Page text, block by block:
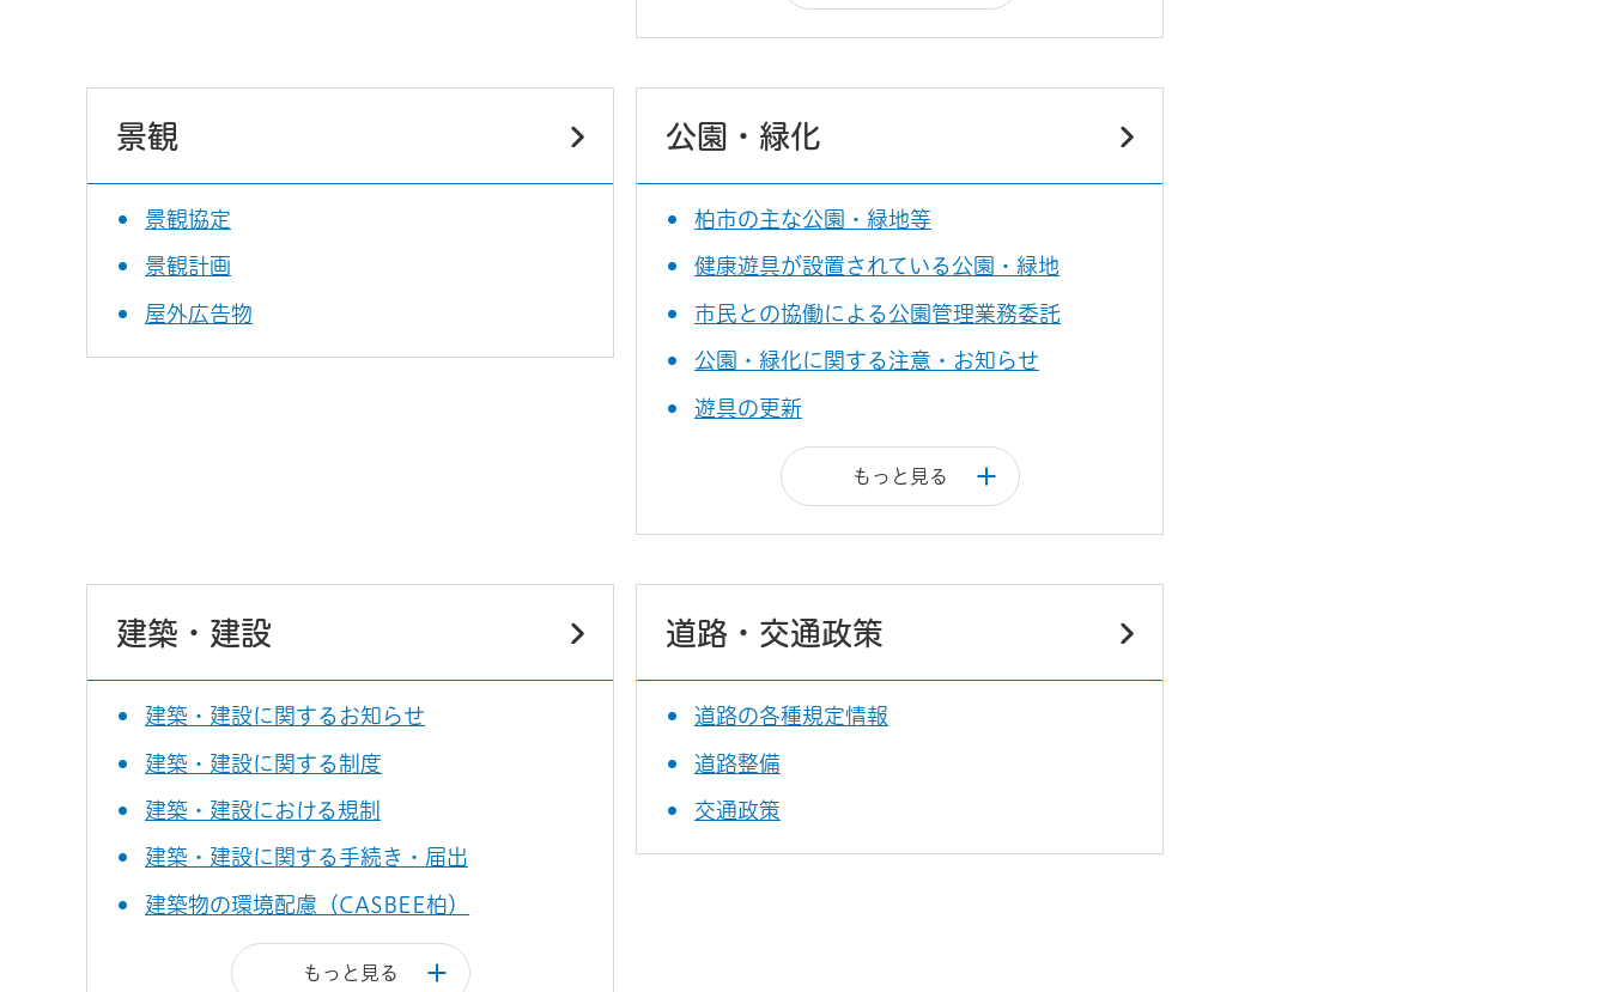
景観
景観協定
景観計画
屋外広告物
公園・緑化
柏市の主な公園・緑地等
健康遊具が設置されている公園・緑地
市民との協働による公園管理業務委託
公園・緑化に関する注意・お知らせ
遊具の更新
もっと見る
建築・建設
建築・建設に関するお知らせ
建築・建設に関する制度
建築・建設における規制
建築・建設に関する手続き・届出
建築物の環境配慮（CASBEE柏）
もっと見る
道路・交通政策
道路の各種規定情報
道路整備
交通政策